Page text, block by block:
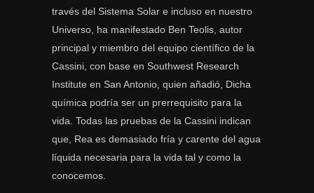
través del Sistema Solar e incluso en nuestro
Universo, ha manifestado Ben Teolis, autor
principal y miembro del equipo científico de la
Cassini, con base en Southwest Research
Institute en San Antonio, quien añadió, Dicha
química podría ser un prerrequisito para la
vida. Todas las pruebas de la Cassini indican
que, Rea es demasiado fría y carente del agua
líquida necesaria para la vida tal y como la
conocemos.